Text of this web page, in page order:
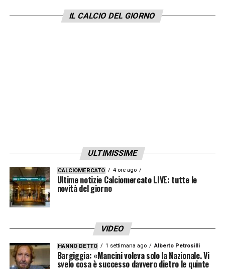
IL CALCIO DEL GIORNO
ULTIMISSIME
CALCIOMERCATO 4 ore ago
Ultime notizie Calciomercato LIVE: tutte le
novità del giorno
VIDEO
HANNO DETTO 1 settimana ago Alberto Petrosilli
Bargiggia: «Mancini voleva solo la Nazionale. Vi
svelo cosa è successo davvero dietro le quinte